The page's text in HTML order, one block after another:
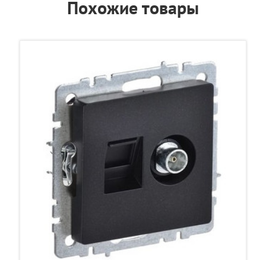
Похожие товары